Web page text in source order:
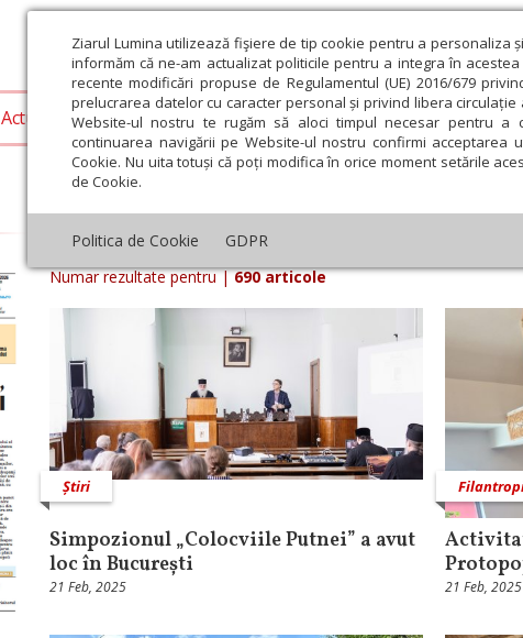
Ziarul Lumina utilizează fişiere de tip cookie pentru a personaliza
informăm că ne-am actualizat politicile pentru a integra în
recente modificări propuse de Regulamentul (UE) 2016/679
prelucrarea datelor cu caracter personal și privind libera
Website-ul nostru te rugăm să aloci timpul necesar pentru a
continuarea navigării pe Website-ul nostru confirmi acceptarea
Cookie. Nu uita totuși că poți modifica în orice moment setările
de Cookie.
Politica de Cookie GDPR
Actualitate religioasă Teologie și spiritualitate Educaţie
Arhiva ziar Ziarul Lumina din Feb 2025
Numar rezultate pentru|690 articole
Știri
Simpozionul „Colocviile Putnei” a avut
loc în București
21 Feb, 2025 21 Feb, 2025